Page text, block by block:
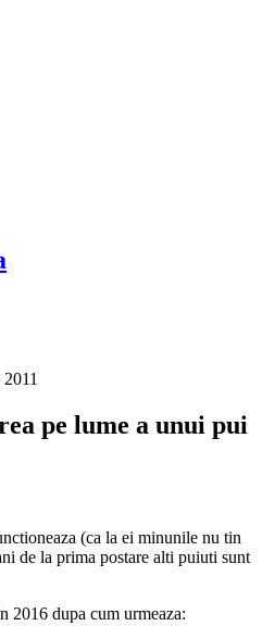
pe lume a unui pui
(ca la ei minunile nu tin
de la prima postare alti puiuti sunt
2016 dupa cum urmeaza: